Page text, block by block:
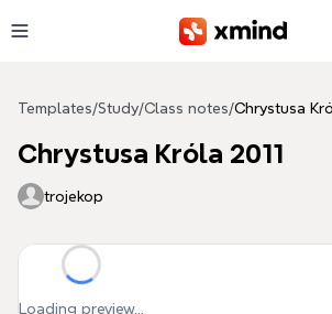
Templates/Study/Class notes/Chrystusa
Chrystusa Króla 2011
trojekop
Loading preview...